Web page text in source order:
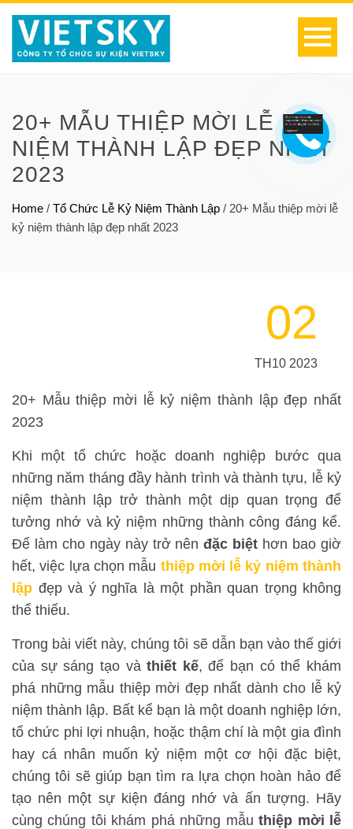
20+ MẪU THIỆP MỜI LỄ KỶ
NIỆM THÀNH LẬP ĐẸP NHẤT
2023
Home / Tổ Chức Lễ Kỷ Niệm Thành Lập / 20+ Mẫu thiệp mời lễ
kỷ niệm thành lập đẹp nhất 2023
02
TH10 2023
20+ Mẫu thiệp mời lễ kỷ niệm thành lập đẹp nhất
2023
Khi một tổ chức hoặc doanh nghiệp bước qua
những năm tháng đầy hành trình và thành tựu, lễ kỷ
niệm thành lập trở thành một dịp quan trọng để
tưởng nhớ và kỷ niệm những thành công đáng kể.
Để làm cho ngày này trở nênđặc biệt hơn bao giờ
hết, việc lựa chọn mẫu thiệp mời lễ kỷ niệm thành
lập đẹp và ý nghĩa là một phần quan trọng không
thể thiếu.
Trong bài viết này, chúng tôi sẽ dẫn bạn vào thế giới
của sự sáng tạo vàthiết kế, để bạn có thể khám
phá những mẫu thiệp mời đẹp nhất dành cho lễ kỷ
niệm thành lập. Bất kể bạn là một doanh nghiệp lớn,
tổ chức phi lợi nhuận, hoặc thậm chí là một gia đình
hay cá nhân muốn kỷ niệm một cơ hội đặc biệt,
chúng tôi sẽ giúp bạn tìm ra lựa chọn hoàn hảo để
tạo nên một sự kiện đáng nhớ và ấn tượng. Hãy
cùng chúng tôi khám phá những mẫuthiệp mời lễ